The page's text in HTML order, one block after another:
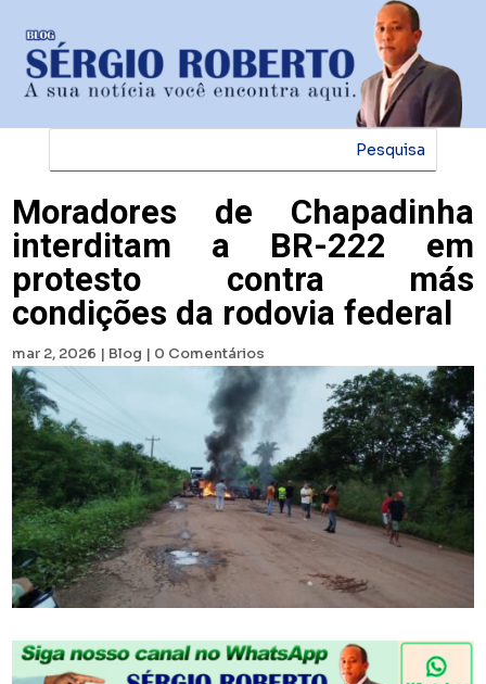
Moradores de Chapadinha
interditam a BR-222 em
protesto contra más
condições da rodovia federal
mar 2, 2026 | Blog | 0 Comentários